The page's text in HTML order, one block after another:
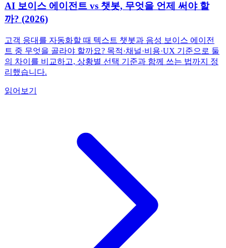
AI 보이스 에이전트 vs 챗봇, 무엇을 언제 써야 할
까? (2026)
고객 응대를 자동화할 때 텍스트 챗봇과 음성 보이스 에이전
트 중 무엇을 골라야 할까요? 목적·채널·비용·UX 기준으로 둘
의 차이를 비교하고, 상황별 선택 기준과 함께 쓰는 법까지 정
리했습니다.
읽어보기